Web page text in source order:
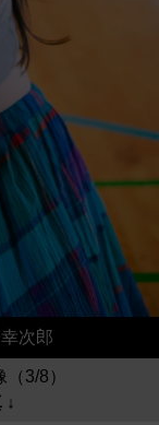
次郎
3/8）
↓